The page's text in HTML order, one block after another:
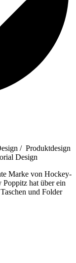
/ Produktdesign
Design
Marke von Hockey-
Poppitz hat über ein
und Folder